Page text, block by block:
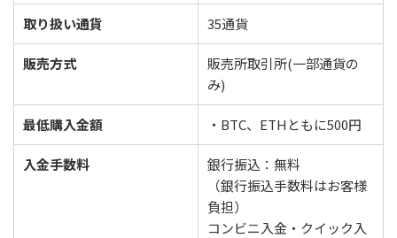
取り扱い通貨 35通貨
販売方式
販売所取引所(一部通貨の
み)
最低購入金額 ・BTC、ETHともに500円
入金手数料
銀行振込：無料
（銀行振込手数料はお客様
負担）
コンビニ入金・クイック入